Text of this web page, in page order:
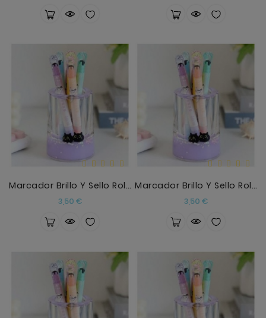
Marcador Brillo Y Sello Rolon Azul Rosa
3,50 €Precio
Marcador Brillo Y Sello Rolon Naranja
3,50 €Precio